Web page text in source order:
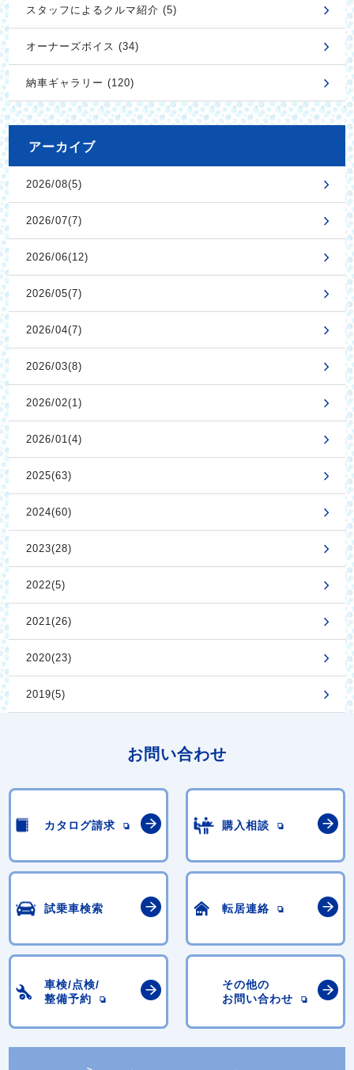
スタッフによるクルマ紹介 (5)
オーナーズボイス (34)
納車ギャラリー (120)
アーカイブ
2026/08(5)
2026/07(7)
2026/06(12)
2026/05(7)
2026/04(7)
2026/03(8)
2026/02(1)
2026/01(4)
2025(63)
2024(60)
2023(28)
2022(5)
2021(26)
2020(23)
2019(5)
お問い合わせ
カタログ請求 購入相談
試乗車検索 転居連絡
車検/点検/
整備予約
その他の
お問い合わせ